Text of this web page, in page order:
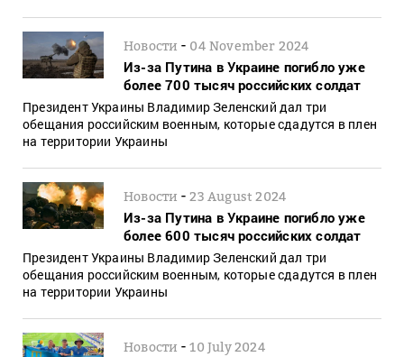
Новости - 04 November 2024
Из-за Путина в Украине погибло уже
более 700 тысяч российских солдат
Президент Украины Владимир Зеленский дал три
обещания российским военным, которые сдадутся в плен
на территории Украины
Новости -23 August 2024
Из-за Путина в Украине погибло уже
более 600 тысяч российских солдат
Президент Украины Владимир Зеленский дал три
обещания российским военным, которые сдадутся в плен
на территории Украины
Новости -10 July 2024